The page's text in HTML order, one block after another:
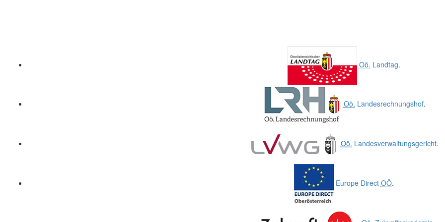
Oö. Landtag.
Oö. Landesrechnungshof.
Oö. Landesverwaltungsgericht.
Europe Direct OÖ.